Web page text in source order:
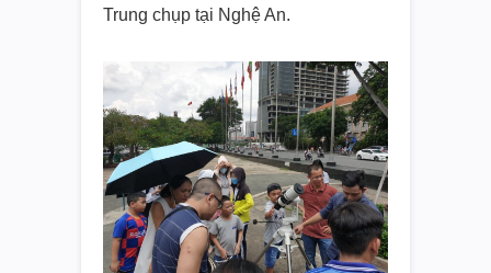
Trung chụp tại Nghệ An.